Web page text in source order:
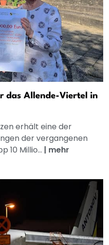
das Allende-Viertel in
erhält eine der
der vergangenen
10 Millio... | mehr